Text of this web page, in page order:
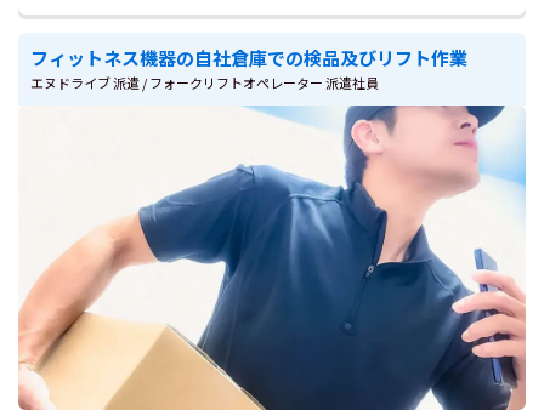
フィットネス機器の自社倉庫での検品及びリフト作業
エヌドライブ 派遣 / フォークリフトオペレーター 派遣社員